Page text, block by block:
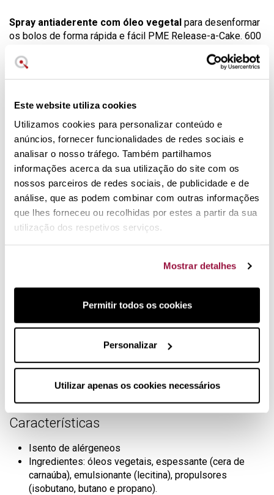
Este website utiliza cookies
Utilizamos cookies para personalizar conteúdo e
anúncios, fornecer funcionalidades de redes sociais e
analisar o nosso tráfego. Também partilhamos
informações acerca da sua utilização do site com os
nossos parceiros de redes sociais, de publicidade e de
análise, que as podem combinar com outras informações
que lhes forneceu ou recolhidas por estes a partir da sua
utilização dos respetivos serviços.
Mostrar detalhes
Permitir todos os cookies
Personalizar
Utilizar apenas os cookies necessários
Spray antiaderente com óleo vegetal para desenformar
os bolos de forma rápida e fácil PME Release-a-Cake. 600
Prático pulverizador antiaderente
Evita que as massas agarrem
Desenformar um bolo nunca foi tão fácil
Muito versátil para assar e cozinhar
Extra grande: 600 ml.
Spray PME Release-a-Cake
Antiaderente
Desenformar bolos nunca foi tão fácil: pulverize
Verá como é fácil desenformar e que as massas não
Utilize-o também para a faca de corte ou a rede de
Agite antes de usar e pulverize a forma - fundo e laterais -
a uma distância de aproximadamente 15 cm
(aproximadamente um palmo). Conservar em local fresco e
seco.
Características
Isento de alérgeneos
Ingredientes: óleos vegetais, espessante (cera de
carnaúba), emulsionante (lecitina), propulsores
(isobutano, butano e propano).